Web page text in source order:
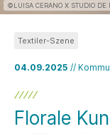
©LUISA CERANO X STUDIO DE
04.09.2025 //
Textiler-Szene
Florale